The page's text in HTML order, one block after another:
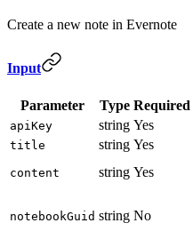
Create a new note in Evernote
Input
Parameter Type Required
apiKey string Yes
title string Yes
content string Yes
notebookGuid string No